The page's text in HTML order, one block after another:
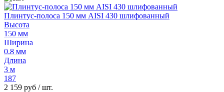
Плинтус-полоса 150 мм AISI 430 шлифованный
Высота
150 мм
Ширина
0.8 мм
Длина
3 м
187
2 159 руб / шт.